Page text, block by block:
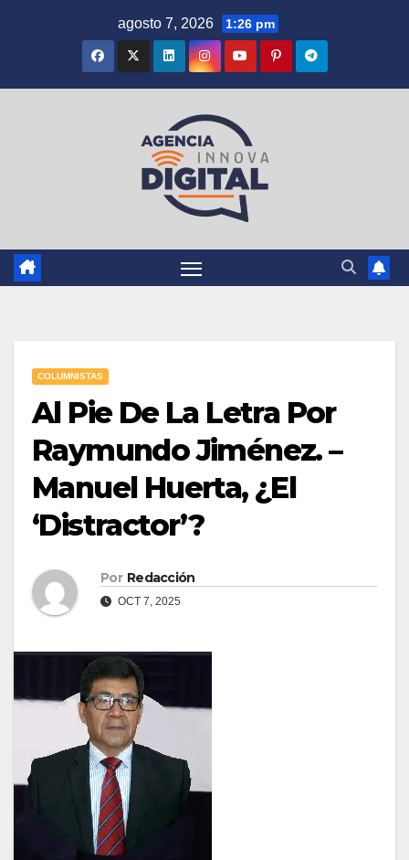
agosto 7, 2026 1:26 pm
COLUMNISTAS
Al Pie De La Letra Por
Raymundo Jiménez. –
Manuel Huerta, ¿El
‘Distractor’?
Por Redacción
OCT 7, 2025